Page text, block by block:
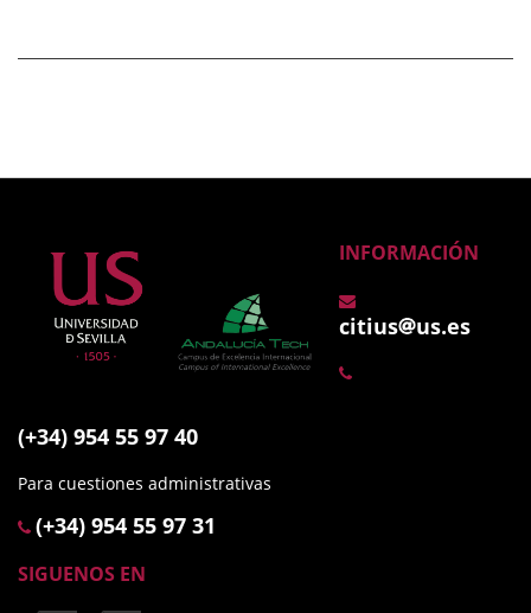
INFORMACIÓN
citius us.es
(+34) 954 55 97 40
Para cuestiones administrativas
(+34) 954 55 97 31
SIGUENOS EN